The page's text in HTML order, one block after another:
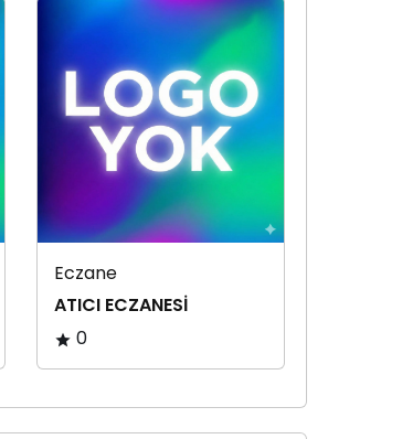
Eczane
ATICI ECZANESİ
0